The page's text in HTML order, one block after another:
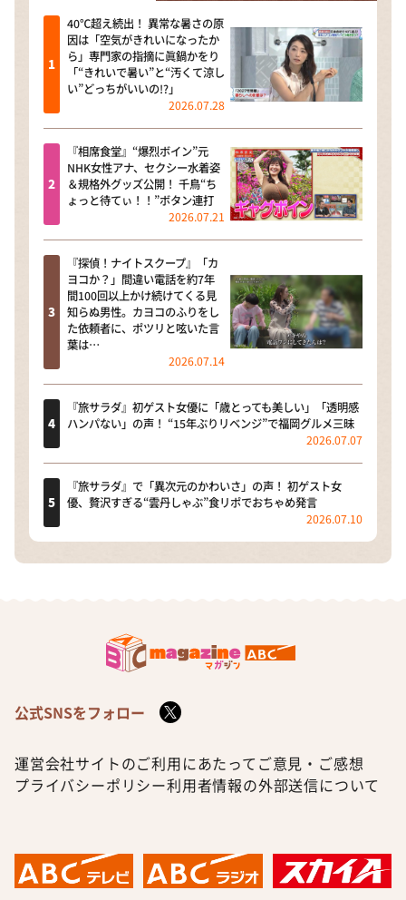
40℃超え続出！ 異常な暑さの原
因は「空気がきれいになったか
ら」専門家の指摘に眞鍋かをり
「“きれいで暑い”と“汚くて涼し
い”どっちがいいの!?」
2026.07.28
『相席食堂』“爆烈ボイン”元
NHK女性アナ、セクシー水着姿
＆規格外グッズ公開！ 千鳥“ち
ょっと待てぃ！！”ボタン連打
2026.07.21
『探偵！ナイトスクープ』「カ
ヨコか？」間違い電話を約7年
間100回以上かけ続けてくる見
知らぬ男性。カヨコのふりをし
た依頼者に、ポツリと呟いた言
葉は…
2026.07.14
『旅サラダ』初ゲスト女優に「歳とっても美しい」「透明感
ハンパない」の声！ “15年ぶりリベンジ”で福岡グルメ三昧
2026.07.07
『旅サラダ』で「異次元のかわいさ」の声！ 初ゲスト女
優、贅沢すぎる“雲丹しゃぶ”食リポでおちゃめ発言
2026.07.10
公式SNSをフォロー
運営会社サイトのご利用にあたって ご意見・ご感想
プライバシーポリシー利用者情報の外部送信について